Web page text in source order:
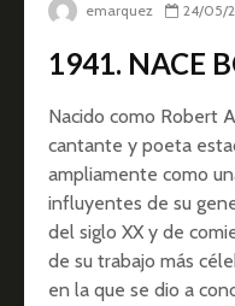
emarquez 24/05/
1941. NACE
Nacido como Robert
cantante y poeta
ampliamente como
influyentes de su
del siglo XX y de
de su trabajo más
en la que se dio a